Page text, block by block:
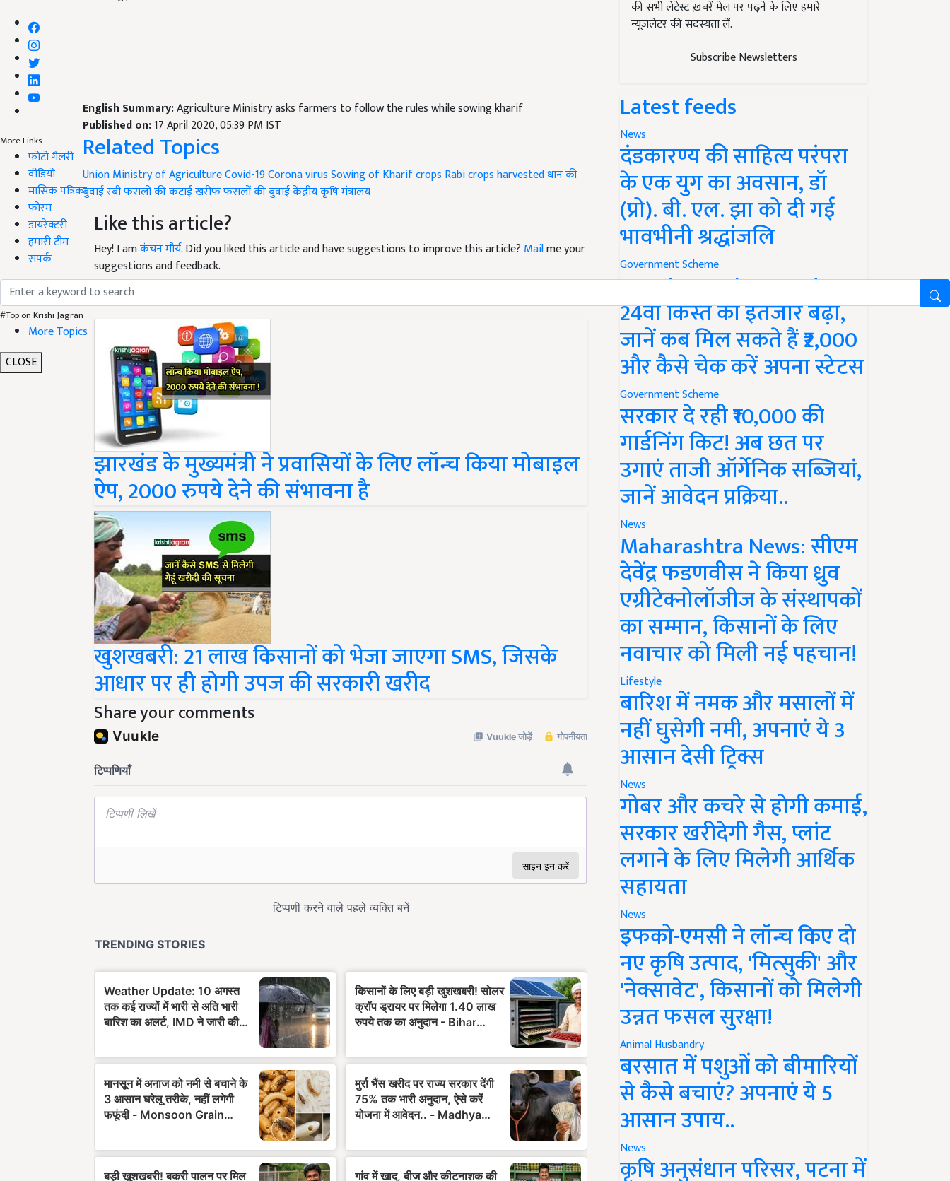
More Links
फोटो गैलरी
वीडियो
मासिक पत्रिका
फोरम
डायरेक्टरी
हमारी टीम
संपर्क
#Top on Krishi Jagran
More Topics
CLOSE
English Summary:Agriculture Ministry asks farmers to follow the rules while sowing kharif
Published on:17 April 2020, 05:39 PM IST
Related Topics
Union Ministry of AgricultureCovid-19Corona virusSowing of Kharif crops Rabi crops harvestedधान की
बुवाईरबी फसलों की कटाईखरीफ फसलों की बुवाईकेंद्रीय कृषि मंत्रालय
Like this article?
Hey! I amकंचन मौर्य. Did you liked this article and have suggestions to improve this article? Mailme your
suggestions and feedback.
Read next
झारखंड के मुख्यमंत्री ने प्रवासियों के लिए लॉन्च किया मोबाइल
ऐप, 2000 रुपये देने की संभावना है
खुशखबरी: 21 लाख किसानों को भेजा जाएगा SMS, जिसके
आधार पर ही होगी उपज की सरकारी खरीद
Share your comments
की सभी लेटेस्ट ख़बरें मेल पर पढ़ने के लिए हमारे
न्यूज़लेटर की सदस्यता लें.
Subscribe Newsletters
Latest feeds
News
दंडकारण्य की साहित्य परंपरा
के एक युग का अवसान, डॉ
(प्रो). बी. एल. झा को दी गई
भावभीनी श्रद्धांजलि
Government Scheme
PM Kisan Yojana Update:
24वीं किस्त का इंतजार बढ़ा,
जानें कब मिल सकते हैं ₹2,000
और कैसे चेक करें अपना स्टेटस
Government Scheme
सरकार दे रही ₹10,000 की
गार्डनिंग किट! अब छत पर
उगाएं ताजी ऑर्गेनिक सब्जियां,
जानें आवेदन प्रक्रिया..
News
Maharashtra News: सीएम
देवेंद्र फडणवीस ने किया ध्रुव
एग्रीटेक्नोलॉजीज के संस्थापकों
का सम्मान, किसानों के लिए
नवाचार को मिली नई पहचान!
Lifestyle
बारिश में नमक और मसालों में
नहीं घुसेगी नमी, अपनाएं ये 3
आसान देसी ट्रिक्स
News
गोबर और कचरे से होगी कमाई,
सरकार खरीदेगी गैस, प्लांट
लगाने के लिए मिलेगी आर्थिक
सहायता
News
इफको-एमसी ने लॉन्च किए दो
नए कृषि उत्पाद, 'मित्सुकी' और
'नेक्सावेट', किसानों को मिलेगी
उन्नत फसल सुरक्षा!
Animal Husbandry
बरसात में पशुओं को बीमारियों
से कैसे बचाएं? अपनाएं ये 5
आसान उपाय..
News
कृषि अनुसंधान परिसर, पटना में